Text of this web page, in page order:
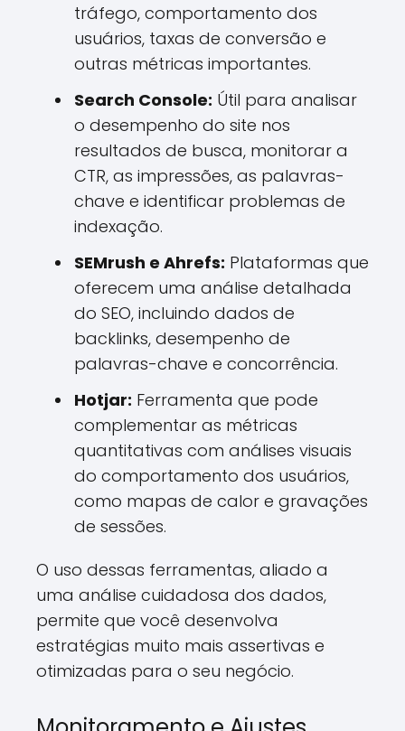
tráfego, comportamento dos
usuários, taxas de conversão e
outras métricas importantes.
Search Console: Útil para analisar
o desempenho do site nos
resultados de busca, monitorar a
CTR, as impressões, as palavras-
chave e identificar problemas de
indexação.
SEMrush e Ahrefs: Plataformas que
oferecem uma análise detalhada
do SEO, incluindo dados de
backlinks, desempenho de
palavras-chave e concorrência.
Hotjar: Ferramenta que pode
complementar as métricas
quantitativas com análises visuais
do comportamento dos usuários,
como mapas de calor e gravações
de sessões.
O uso dessas ferramentas, aliado a
uma análise cuidadosa dos dados,
permite que você desenvolva
estratégias muito mais assertivas e
otimizadas para o seu negócio.